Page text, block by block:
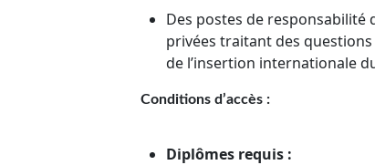
Des postes de
privées traitant des
de l’insertion internationale
Conditions d’accès :
Diplômes requis :